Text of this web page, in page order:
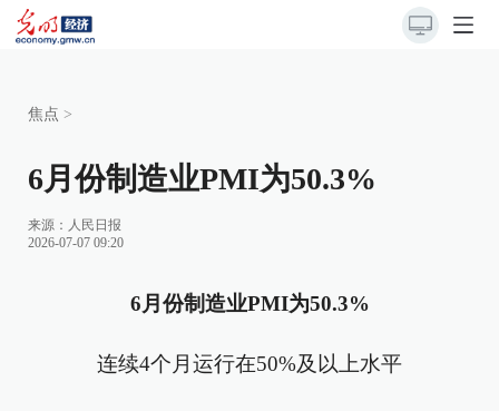
焦点 >
6月份制造业PMI为50.3%
来源： 人民日报
2026-07-07 09:20
6月份制造业PMI为50.3%
连续4个月运行在50%及以上水平